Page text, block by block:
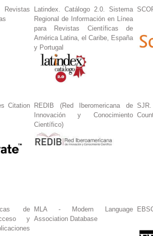
Revistas
Latindex. Catálogo 2.0. Sistema
Regional de Información en Línea
para Revistas Científicas de
América Latina, el Caribe, España
y Portugal
Citation
REDIB (Red Iberomericana de
Innovación y Conocimiento
Científico)
de
y
MLA - Modern Language
Association Database